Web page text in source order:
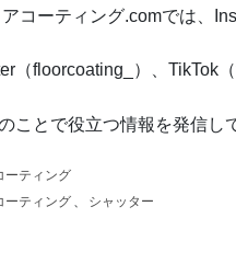
コーティング.comでは、
（floorcoating_）、TikTok
ことで役立つ情報を発信し
ーティング
ーティング シャッター